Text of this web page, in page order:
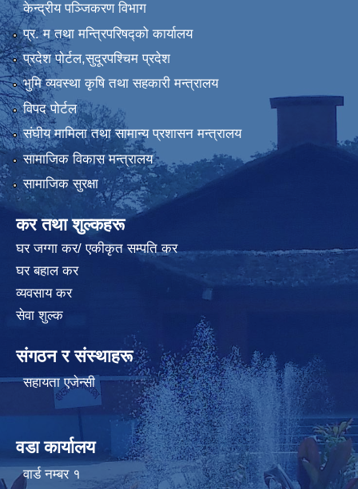
केन्द्रीय पञ्जिकरण विभाग
प्र. म तथा मन्त्रिपरिषद्को कार्यालय
प्रदेश पाेर्टल,सुदूरपश्चिम प्रदेश
भुमि व्यवस्था कृषि तथा सहकारी मन्त्रालय
विपद पोर्टल
संघीय मामिला तथा सामान्य प्रशासन मन्त्रालय
सामाजिक विकास मन्त्रालय
सामाजिक सुरक्षा
कर तथा शुल्कहरू
घर जग्गा कर/ एकीकृत सम्पति कर
घर बहाल कर
व्यवसाय कर
सेवा शुल्क
संगठन र संस्थाहरू
सहायता एजेन्सी
वडा कार्यालय
वार्ड न‌म्बर १